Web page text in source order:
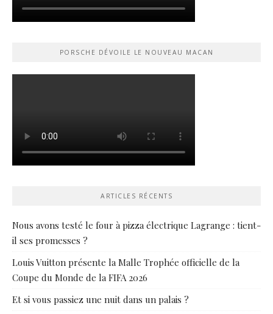
PORSCHE DÉVOILE LE NOUVEAU MACAN
ARTICLES RÉCENTS
Nous avons testé le four à pizza électrique Lagrange : tient-
il ses promesses ?
Louis Vuitton présente la Malle Trophée officielle de la
Coupe du Monde de la FIFA 2026
Et si vous passiez une nuit dans un palais ?